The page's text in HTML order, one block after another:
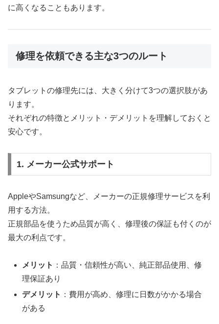
に高くなることもあります。
修理を依頼できる主な3つのルート
タブレットの修理先には、大きく分けて3つの選択肢があ
ります。
それぞれの特徴とメリット・デメリットを理解しておくと
安心です。
1. メーカー公式サポート
AppleやSamsungなど、メーカーの正規修理サービスを利
用する方法。
正規部品を使うため品質が高く、修理後の保証も付くのが
最大の利点です。
メリット ：品質・信頼性が高い、純正部品使用、修
理保証あり
デメリット ：費用が高め、修理に日数がかかる場合
がある